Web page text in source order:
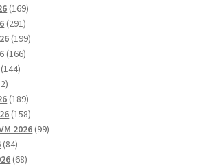
169169
291291
produkter
199199
166166
144144
132
produkter
189189
produkter
158158
produkter
2026 9999
8484
produkter
6868